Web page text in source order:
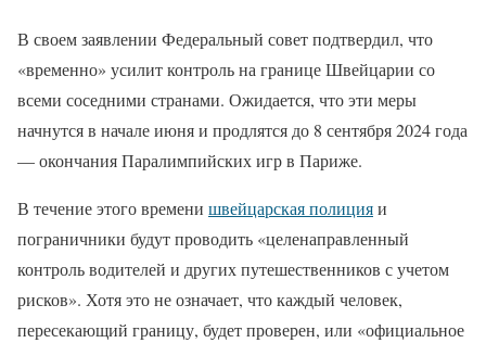
В своем заявлении Федеральный совет подтвердил, что
«временно» усилит контроль на границе Швейцарии со
всеми соседними странами. Ожидается, что эти меры
начнутся в начале июня и продлятся до 8 сентября 2024 года
— окончания Паралимпийских игр в Париже.
В течение этого времени швейцарская полицияи
пограничники будут проводить «целенаправленный
контроль водителей и других путешественников с учетом
рисков». Хотя это не означает, что каждый человек,
пересекающий границу, будет проверен, или «официальное